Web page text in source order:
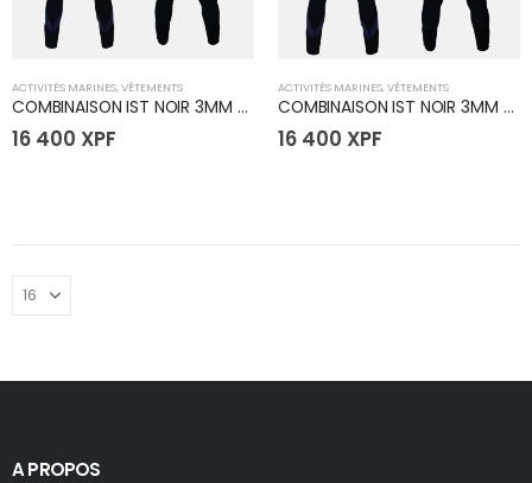
ACTIVITÉS MARINES, VÊTEMENTS
COMBINAISON IST NOIR 3MM - Taille X-Large
16 400 XPF
ACTIVITÉS MARINES, VÊTEMENTS
COMBINAISON IST NOIR 3MM - Taille XX-Large
16 400 XPF
A PROPOS